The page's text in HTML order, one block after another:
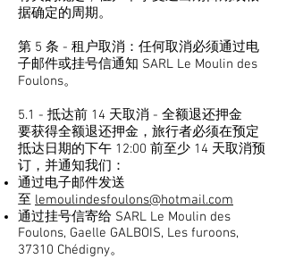
据确定的周期。
第 5 条 - 租户取消：任何取消必须通过电
子邮件或挂号信通知 SARL Le Moulin des
Foulons。
5.1 - 抵达前 14 天取消 - 全额退还押金
要获得全额退还押金，旅行者必须在预定
抵达日期的下午 12:00 前至少 14 天取消预
订，并通知我们：
通过电子邮件发送
至 lemoulindesfoulons@hotmail.com
通过挂号信寄给 SARL Le Moulin des
Foulons, Gaelle GALBOIS, Les furoons,
37310 Chédigny。